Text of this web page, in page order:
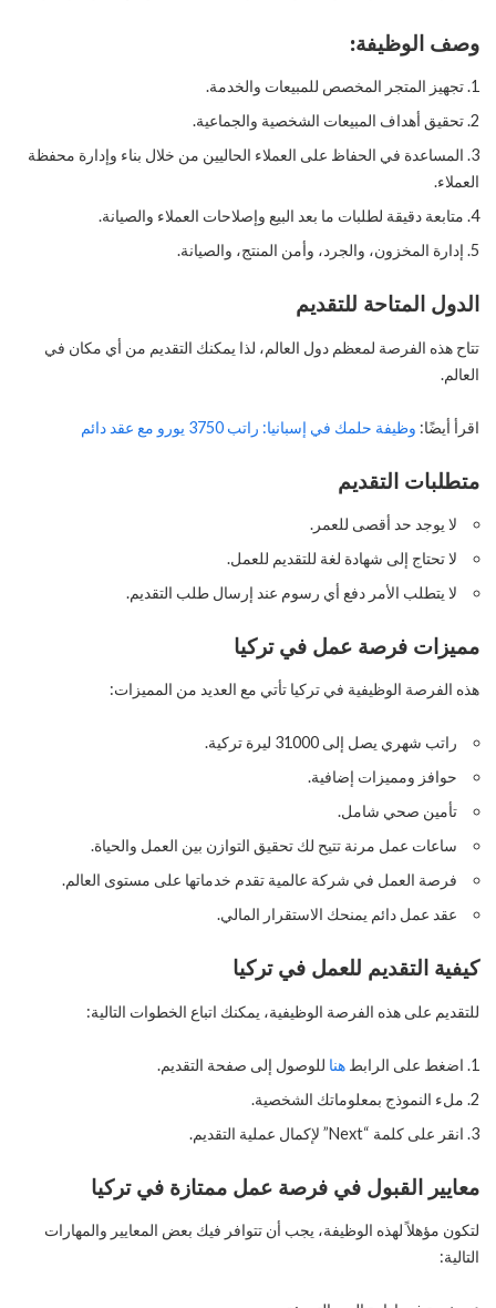
وصف الوظيفة:
تجهيز المتجر المخصص للمبيعات والخدمة.
تحقيق أهداف المبيعات الشخصية والجماعية.
المساعدة في الحفاظ على العملاء الحاليين من خلال بناء وإدارة محفظة
العملاء.
متابعة دقيقة لطلبات ما بعد البيع وإصلاحات العملاء والصيانة.
إدارة المخزون، والجرد، وأمن المنتج، والصيانة.
الدول المتاحة للتقديم
تتاح هذه الفرصة لمعظم دول العالم، لذا يمكنك التقديم من أي مكان في
العالم.
اقرأ أيضًا: وظيفة حلمك في إسبانيا: راتب 3750 يورو مع عقد دائم
متطلبات التقديم
لا يوجد حد أقصى للعمر.
لا تحتاج إلى شهادة لغة للتقديم للعمل.
لا يتطلب الأمر دفع أي رسوم عند إرسال طلب التقديم.
مميزات فرصة عمل في تركيا
هذه الفرصة الوظيفية في تركيا تأتي مع العديد من المميزات:
راتب شهري يصل إلى 31000 ليرة تركية.
حوافز ومميزات إضافية.
تأمين صحي شامل.
ساعات عمل مرنة تتيح لك تحقيق التوازن بين العمل والحياة.
فرصة العمل في شركة عالمية تقدم خدماتها على مستوى العالم.
عقد عمل دائم يمنحك الاستقرار المالي.
كيفية التقديم للعمل في تركيا
للتقديم على هذه الفرصة الوظيفية، يمكنك اتباع الخطوات التالية:
اضغط على الرابط هنا للوصول إلى صفحة التقديم.
ملء النموذج بمعلوماتك الشخصية.
انقر على كلمة “Next” لإكمال عملية التقديم.
معايير القبول في فرصة عمل ممتازة في تركيا
لتكون مؤهلاً لهذه الوظيفة، يجب أن تتوافر فيك بعض المعايير والمهارات
التالية: